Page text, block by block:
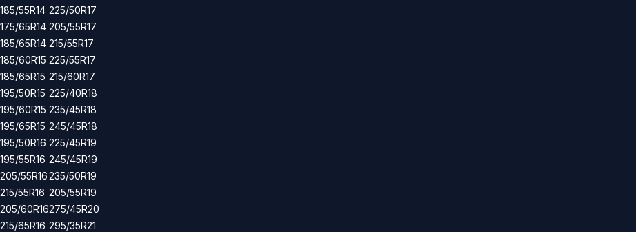
185/55R14
175/65R14
185/65R14
185/60R15
185/65R15
195/50R15
195/60R15
195/65R15
195/50R16
195/55R16
205/55R16
215/55R16
205/60R16
215/65R16
225/50R17
205/55R17
215/55R17
225/55R17
215/60R17
225/40R18
235/45R18
245/45R18
225/45R19
245/45R19
235/50R19
205/55R19
275/45R20
295/35R21